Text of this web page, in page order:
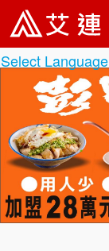
Select Language